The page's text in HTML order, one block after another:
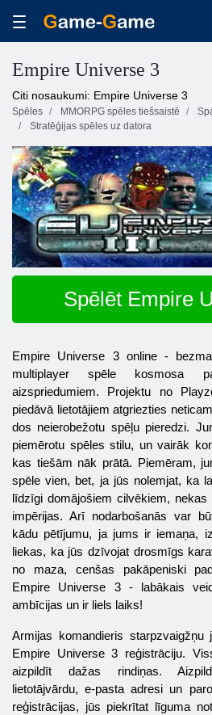
Empire Universe 3
Citi nosaukumi: Empire Universe 3
Spēles MMORPG spēles tiešsaistē
Stratēģijas spēles uz datora
Spēlēt Empire
Empire Universe 3 online-
multiplayer spēle kosmosa
aizspriedumiem. Projektu no
piedāvā lietotājiem atgriezties
dos neierobežotu spēļu pieredzi.
piemērotu spēles stilu, un vairāk
kas tiešām nāk prātā. Piemēram,
spēle vien, bet, ja jūs nolemjat, ka
līdzīgi domājošiem cilvēkiem,
impērijas. Arī nodarbošanās var
kādu pētījumu, ja jums ir iemaņa,
liekas, ka jūs dzīvojat drosmīgs
no maza, cenšas pakāpeniski
Empire Universe 3 - labākais
ambīcijas un ir liels laiks!
Armijas komandieris
Empire Universe3 reģistrāciju.
aizpildīt dažas rindiņas.
lietotājvārdu, e-pasta adresi un
reģistrācijas, jūs piekrītat līguma